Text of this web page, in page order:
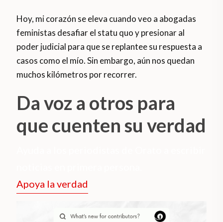
Hoy, mi corazón se eleva cuando veo a abogadas
feministas desafiar el statu quo y presionar al
poder judicial para que se replantee su respuesta a
casos como el mío. Sin embargo, aún nos quedan
muchos kilómetros por recorrer.
Da voz a otros para
que cuenten su verdad
Apoya la verdad